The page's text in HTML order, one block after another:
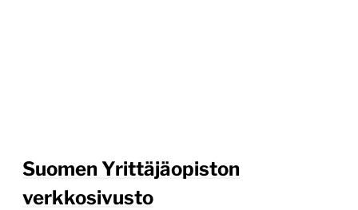
Suomen Yrittäjäopiston
verkkosivusto